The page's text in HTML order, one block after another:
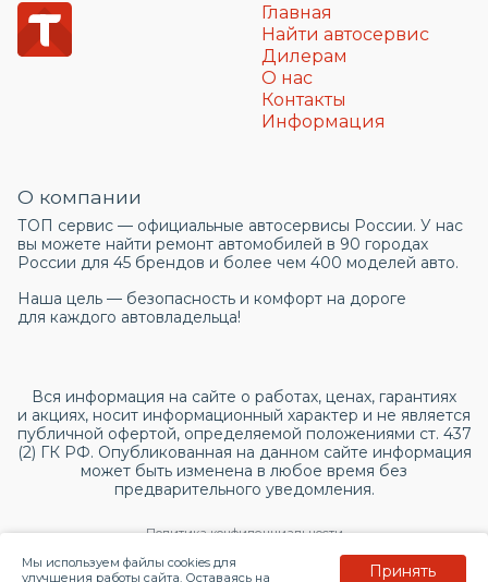
Главная
Найти автосервис
Дилерам
О нас
Контакты
Информация
О компании
ТОП сервис — официальные автосервисы России. У нас
вы можете найти ремонт автомобилей в 90 городах
России для 45 брендов и более чем 400 моделей авто.
Наша цель — безопасность и комфорт на дороге
для каждого автовладельца!
Вся информация на сайте о работах, ценах, гарантиях
и акциях, носит информационный характер и не является
публичной офертой, определяемой положениями ст. 437
(2) ГК РФ. Опубликованная на данном сайте информация
может быть изменена в любое время без
предварительного уведомления.
Политика конфиденциальности
Согласие на обработку персональных данных
Мы используем файлы cookies для
улучшения работы сайта. Оставаясь на
Принять